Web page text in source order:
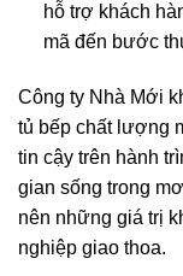
hỗ trợ khách
mã đến bước
Công ty Nhà Mới
tủ bếp chất lượng
tin cậy trên hành
gian sống trong
nên những giá trị
nghiệp giao thoa.